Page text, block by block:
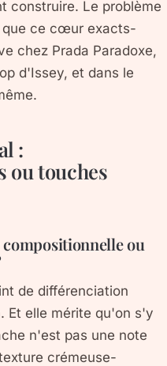
construire. Le problème
ce cœur exacts-
chez Prada Paradoxe,
d'Issey, et dans le
:
ou touches
ou
de différenciation
Et elle mérite qu'on s'y
n'est pas une note
crémeuse-